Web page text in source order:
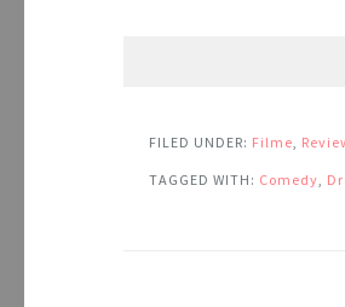
FILED UNDER: Filme,
TAGGED WITH: Comedy,